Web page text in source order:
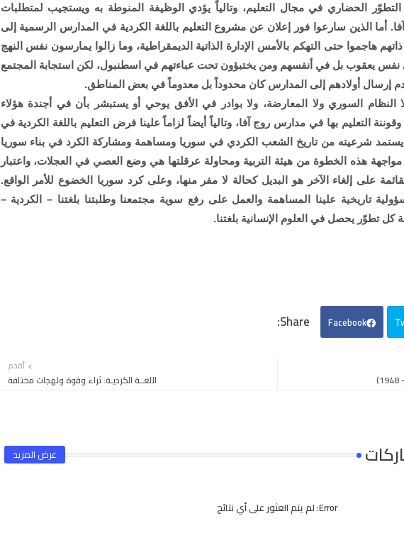
الحضاري في مجال التعليم، وتالياً يؤدي الوظيفة المنوطة به ويستجيب لمتطلبات
أما الذين سارعوا فور إعلان عن مشروع التعليم باللغة الكردية في المدارس الرسمية إلى
هاجموا حتى التهكم بالأمس الإدارة الذاتية الديمقراطية، وما زالوا يمارسون نفس النهج
نفس يعقوب بل في أنفسهم ومن يختبؤون تحت عباءتهم في اسطنبول، لكن استجابة المجتمع
إرسال أولادهم إلى المدارس كان محدوداً بل معدوماً في بعض المناطق.
النظام السوري ولا المعارضة، ولا بوادر في الأفق يوحي أو يستبشر بأن في أجندة هؤلاء
وقوننة التعليم بها في مدارس روج آفا، وتالياً أيضاً لزاماً علينا فرض التعليم باللغة الكردية في
يستمد شرعيته من تاريخ الشعب الكردي في سوريا ومساهمة ومشاركة الكرد في بناء سوريا
هذه الخطوة من هيئة التربية ومحاولة عرقلتها هي وضع العصي في العجلات، واعتبار
على إلغاء الآخر هو البديل كحالة لا مفر منها، وعلى كرد سوريا الخضوع للأمر الواقع.
تاريخية علينا المساهمة والعمل على رفع سوية مجتمعنا وطلبتنا بلغتنا – الكردية –
تطوّر يحصل في العلوم الإنسانية بلغتنا.
Facebook
أقدم
اللغــة الكرديـة: ثراء وقوة ولهجات مختلفة
عرض المزيد
Error: لم يتم العثور على أي نتائج